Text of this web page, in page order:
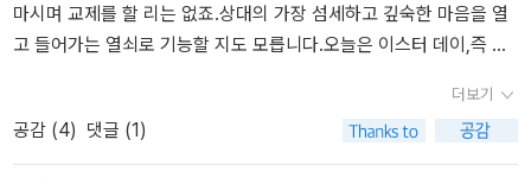
마시며 교제를 할 리는 없죠.상대의 가장 섬세하고 깊숙한 마음을 열
고 들어가는 열쇠로 기능할 지도 모릅니다.오늘은 이스터 데이,즉 부
가슴 한가운데에 품게 됩니다.ㅎㅎ저의 생애 처음으로 도심의 특급
호텔 양식부에 가서현악 연주단의 음악을 들으며 풀 코스 정식을 마
주하던 저녁은 잊을 수가 없네요.정장의 캡틴이 열심히 물어보시는
더보기
공감 (4) 댓글 (1)